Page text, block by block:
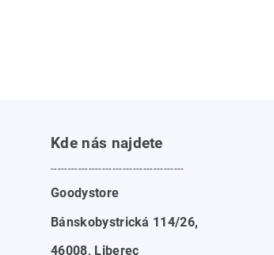
Kde nás najdete
---------------------------------------
Goodystore
Bánskobystrická 114/26,
46008, Liberec